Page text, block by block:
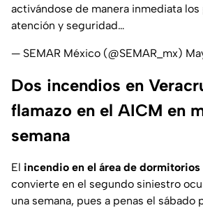
activándose de manera inmediata
atención y seguridad…
— SEMAR México (@SEMAR_mx)
Dos incendios en
flamazo en el AICM en
semana
El incendio en el área de dormitorios
convierte en el segundo siniestro
una semana, pues a penas el sábado